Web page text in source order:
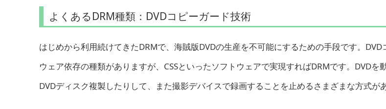
よくあるDRM種類：DVDコピーガード技術
はじめから利用続けてきたDRMで、海賊版DVDの生産を不可能にするための手段です。DVD
ウェア依存の種類がありますが、CSSといったソフトウェアで実現すればDRMです。DVDを
DVDディスク複製したりして、また撮影デバイスで録画することを止めるさまざまな方式が